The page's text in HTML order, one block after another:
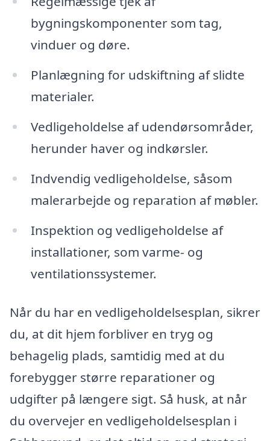
bygningskomponenter som tag,
vinduer og døre.
Planlægning for udskiftning af slidte
materialer.
Vedligeholdelse af udendørsområder,
herunder haver og indkørsler.
Indvendig vedligeholdelse, såsom
malerarbejde og reparation af møbler.
Inspektion og vedligeholdelse af
installationer, som varme- og
ventilationssystemer.
Når du har en vedligeholdelsesplan, sikrer
du, at dit hjem forbliver en tryg og
behagelig plads, samtidig med at du
forebygger større reparationer og
udgifter på længere sigt. Så husk, at når
du overvejer en vedligeholdelsesplan i